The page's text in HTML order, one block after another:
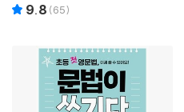
9.8 (65)